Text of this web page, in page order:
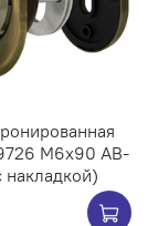
AB-
накладкой)